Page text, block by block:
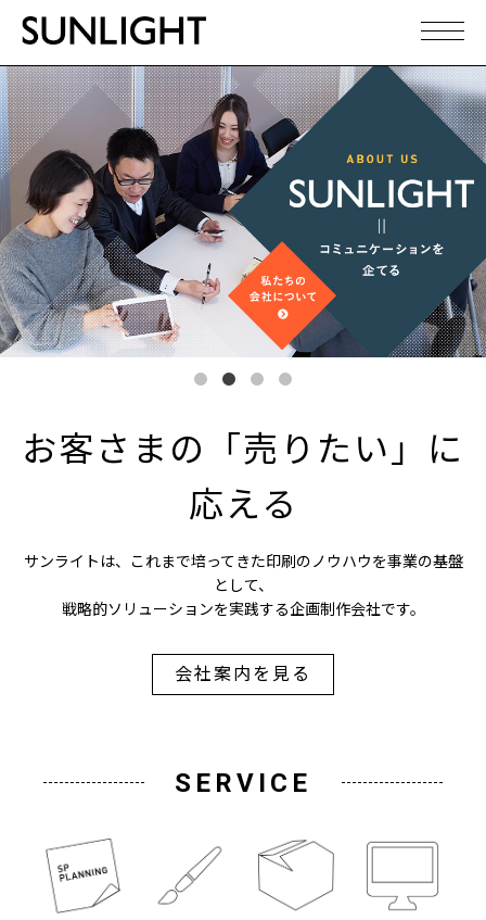
お客さまの「売りたい」に
応える
サンライトは、これまで培ってきた印刷のノウハウを事業の基盤
として、
戦略的ソリューションを実践する企画制作会社です。
会社案内を見る
SERVICE